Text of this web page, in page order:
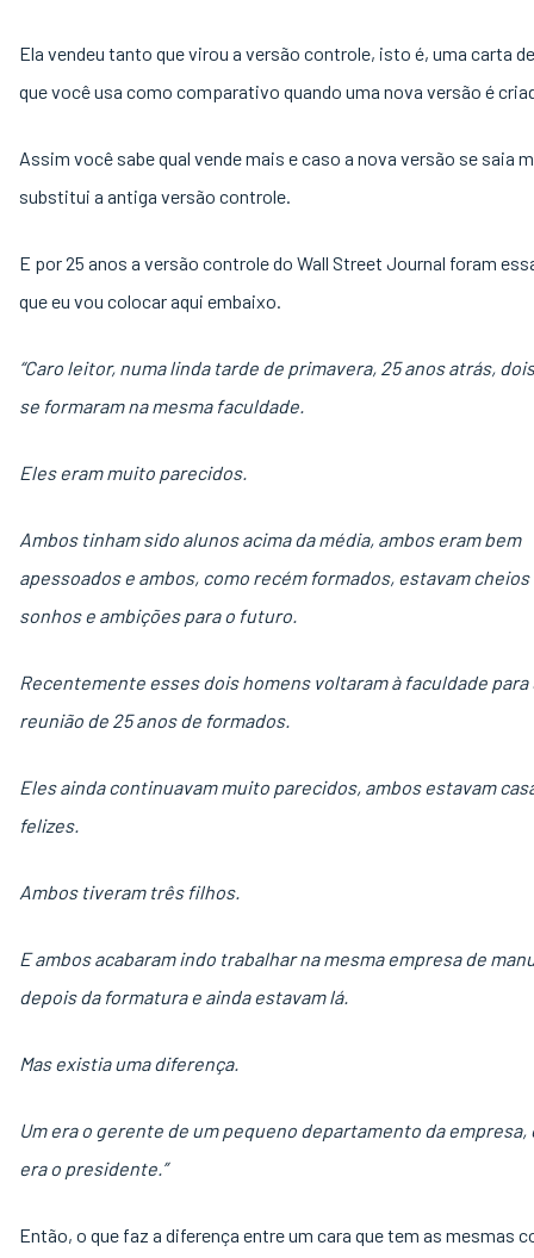
Ela vendeu tanto que virou a versão controle, isto é, uma carta
que você usa como comparativo quando uma nova versão é
Assim você sabe qual vende mais e caso a nova versão se saia
substitui a antiga versão controle.
E por 25 anos a versão controle do Wall Street Journal foram
que eu vou colocar aqui embaixo.
“Caro leitor, numa linda tarde de primavera, 25 anos atrás,
se formaram na mesma faculdade.
Eles eram muito parecidos.
Ambos tinham sido alunos acima da média, ambos eram bem
apessoados e ambos, como recém formados, estavam cheios
sonhos e ambições para o futuro.
Recentemente esses dois homens voltaram à faculdade para
reunião de 25 anos de formados.
Eles ainda continuavam muito parecidos, ambos estavam
felizes.
Ambos tiveram três filhos.
E ambos acabaram indo trabalhar na mesma empresa de
depois da formatura e ainda estavam lá.
Mas existia uma diferença.
Um era o gerente de um pequeno departamento da empresa,
era o presidente.”
Então, o que faz a diferença entre um cara que tem as mesmas